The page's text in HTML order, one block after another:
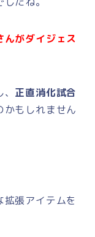
がダイジェス
正直消化試合
かもしれません
張アイテムを